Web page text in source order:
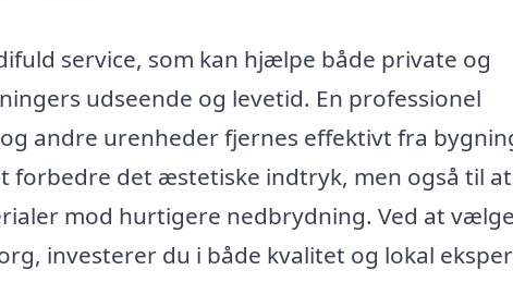
service, som kan hjælpe både private og
udseende og levetid. En professionel
andre urenheder fjernes effektivt fra
forbedre det æstetiske indtryk, men også til at
mod hurtigere nedbrydning. Ved at
investerer du i både kvalitet og lokal